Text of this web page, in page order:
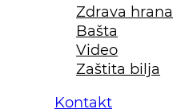
Zdrava hrana
Bašta
Video
Zaštita bilja
Kontakt